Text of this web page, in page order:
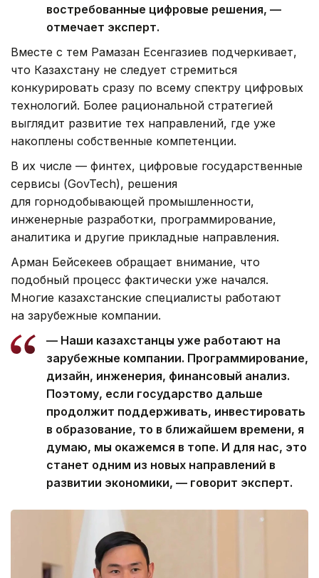
востребованные цифровые решения, —
отмечает эксперт.
Вместе с тем Рамазан Есенгазиев подчеркивает,
что Казахстану не следует стремиться
конкурировать сразу по всему спектру цифровых
технологий. Более рациональной стратегией
выглядит развитие тех направлений, где уже
накоплены собственные компетенции.
В их числе — финтех, цифровые государственные
сервисы (GovTech), решения
для горнодобывающей промышленности,
инженерные разработки, программирование,
аналитика и другие прикладные направления.
Арман Бейсекеев обращает внимание, что
подобный процесс фактически уже начался.
Многие казахстанские специалисты работают
на зарубежные компании.
— Наши казахстанцы уже работают на
зарубежные компании. Программирование,
дизайн, инженерия, финансовый анализ.
Поэтому, если государство дальше
продолжит поддерживать, инвестировать
в образование, то в ближайшем времени, я
думаю, мы окажемся в топе. И для нас, это
станет одним из новых направлений в
развитии экономики, — говорит эксперт.